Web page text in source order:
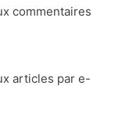
commentaires
articles par e-